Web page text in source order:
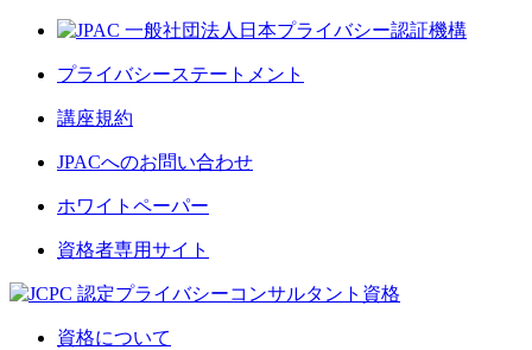
プライバシーステートメント
講座規約
JPACへのお問い合わせ
ホワイトペーパー
資格者専用サイト
資格について